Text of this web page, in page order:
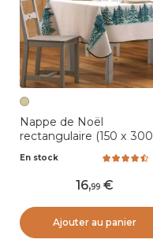
Nappe de Noël
rectangulaire (150 x 300
En stock
16,99
Ajouter au panier